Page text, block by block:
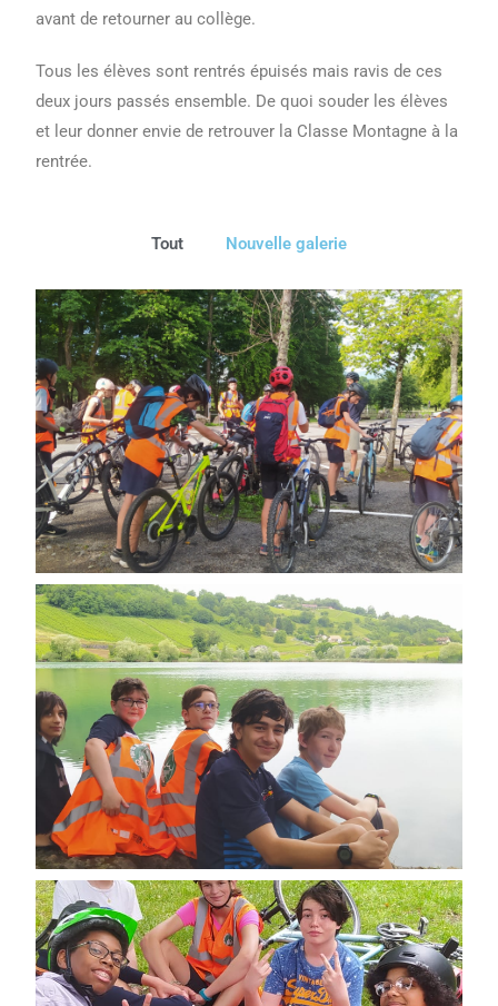
avant de retourner au collège.
Tous les élèves sont rentrés épuisés mais ravis de ces
deux jours passés ensemble. De quoi souder les élèves
et leur donner envie de retrouver la Classe Montagne à la
rentrée.
Tout Nouvelle galerie